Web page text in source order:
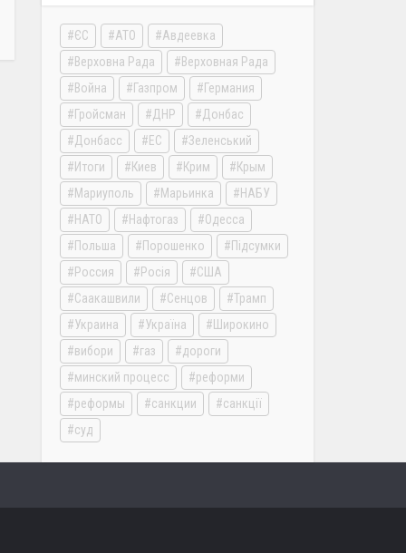
ЄС АТО
Авдеевка
Верховна Рада
Верховная Рада
Война
Газпром
Германия
Гройсман
ДНР
Донбас
Донбасс
ЕС
Зеленський
Итоги
Киев Крим
Крым
Мариуполь
Марьинка
НАБУ
НАТО
Нафтогаз
Одесса
Польша
Порошенко
Підсумки
Россия
Росія
США
Саакашвили
Сенцов
Трамп
Украина
Україна
Широкино
вибори
газ
дороги
минский процесс
реформи
реформы
санкции
санкції
суд